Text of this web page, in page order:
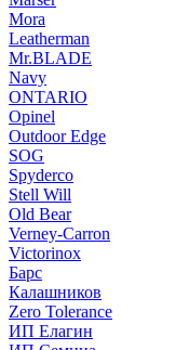
Mora
Leatherman
Mr.BLADE
Navy
ONTARIO
Opinel
Outdoor Edge
SOG
Spyderco
Stell Will
Old Bear
Verney-Carron
Victorinox
Барс
Калашников
Zero Tolerance
ИП Елагин